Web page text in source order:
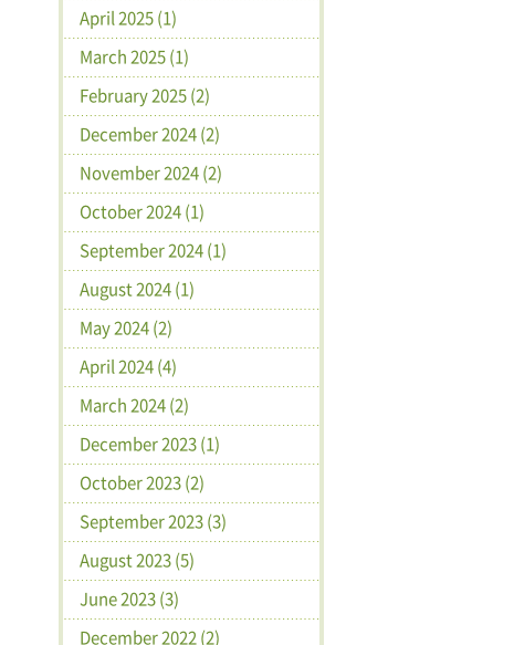
April 2025 (1)
March 2025 (1)
February 2025 (2)
December 2024 (2)
November 2024 (2)
October 2024 (1)
September 2024 (1)
August 2024 (1)
May 2024 (2)
April 2024 (4)
March 2024 (2)
December 2023 (1)
October 2023 (2)
September 2023 (3)
August 2023 (5)
June 2023 (3)
December 2022 (2)